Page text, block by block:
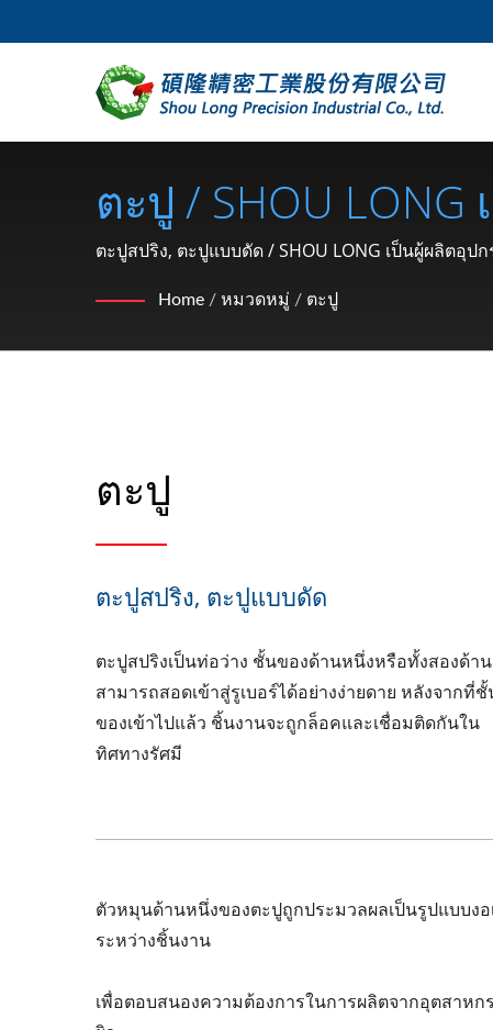
ตะปู / SHOU
แม่พิมพ์สำหรับการปั
ตะปูสปริง, ตะปูแบบดัด / SHOU LONG เป็นผู้ผลิต
Home / หมวดหมู่ / ตะปู
ตะปู
ตะปูสปริง, ตะปูแบบดัด
ตะปูสปริงเป็นท่อว่าง ชั้นของด้านหนึ่งหรือทั้งสองด้าน
สามารถสอดเข้าสู่รูเบอร์ได้อย่างง่ายดาย หลังจากที่ชั้
ของเข้าไปแล้ว ชิ้นงานจะถูกล็อคและเชื่อมติดกันใน
ทิศทางรัศมี
ตัวหมุนด้านหนึ่งของตะปูถูกประมวลผลเป็นรูปแบบง
ระหว่างชิ้นงาน
เพื่อตอบสนองความต้องการในการผลิตจากอุตสาหก